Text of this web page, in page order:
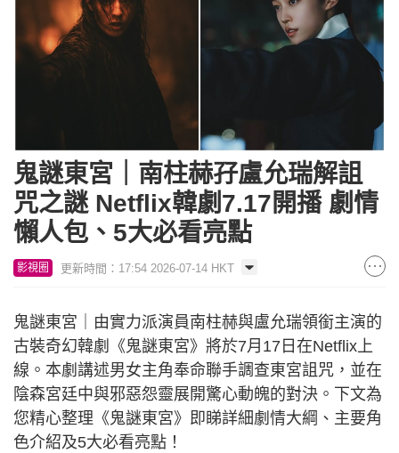
鬼謎東宮｜南柱赫孖盧允瑞解詛
咒之謎 Netflix韓劇7.17開播 劇情
懶人包、5大必看亮點
影視圈 更新時間：17:54 2026-07-14 HKT
鬼謎東宮｜由實力派演員南柱赫與盧允瑞領銜主演的
古裝奇幻韓劇《鬼謎東宮》將於7月17日在Netflix上
線。本劇講述男女主角奉命聯手調查東宮詛咒，並在
陰森宮廷中與邪惡怨靈展開驚心動魄的對決。下文為
您精心整理《鬼謎東宮》即睇詳細劇情大綱、主要角
色介紹及5大必看亮點！